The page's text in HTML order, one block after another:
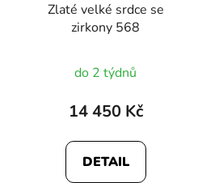
Zlaté velké srdce se
zirkony 568
do 2 týdnů
14 450 Kč
DETAIL